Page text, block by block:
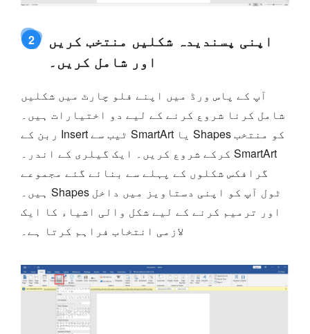
2
اپنی پسندیدہ شکلیں منتخب کریں
اور شامل کریں۔
آپ کے پاس ورڈ میں اپنے فلو چارٹ میں شکلیں
شامل کرنا شروع کرنے کے لیے دو اختیارات ہیں۔
ربن کے Insert ٹیب سے SmartArt یا Shapes کو منتخب
کرکے شروع کریں۔ ایک گیلری کے اندر۔ SmartArt
گرافکس شکلوں کے پہلے سے بنائے گئے مجموعے
ہیں۔ Shapes ٹول آپ کو اپنی دستاویز میں داخل
اور ترمیم کرنے کے لیے شکل والی اشیاء کا ایک
لازمی انتخاب فراہم کرتا ہے۔